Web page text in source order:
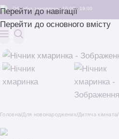
Перейти до навігації
Перейти до основного вмісту
Обробка замовлень: 10:00 - 19:00
Головна/Для новонароджених/Дитяча кімната/